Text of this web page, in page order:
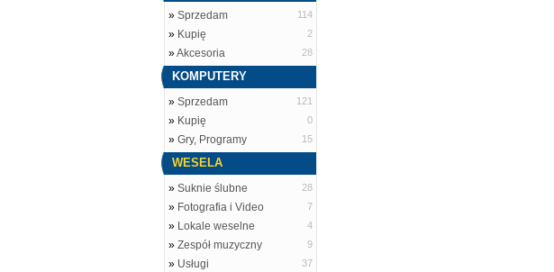
» Sprzedam 114
» Kupię 2
»Akcesoria 28
KOMPUTERY
» Sprzedam 121
» Kupię 0
» Gry, Programy 15
WESELA
» Suknie ślubne 28
» Fotografia i Video 7
» Lokale weselne 4
» Zespół muzyczny 9
» Usługi 37